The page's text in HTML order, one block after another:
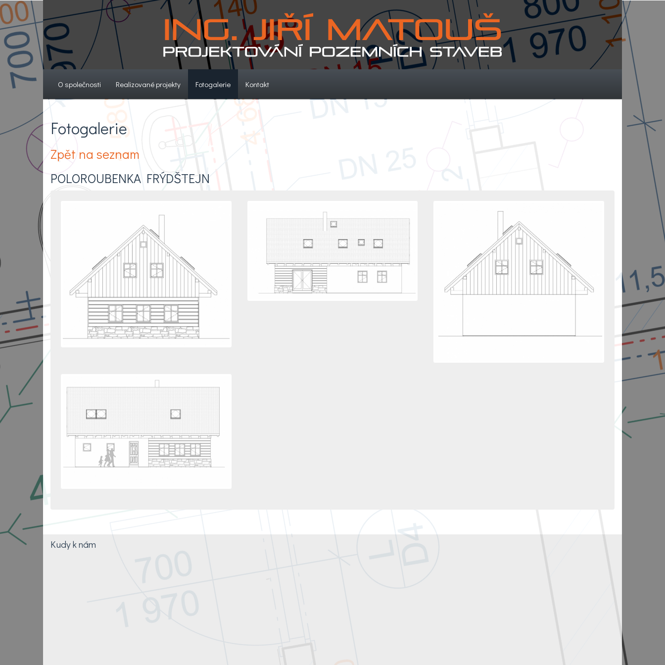
O společnosti (current)Realizované projekty(current)Fotogalerie(current)Kontakt(current)
Fotogalerie
Zpět na seznam
POLOROUBENKA FRÝDŠTEJN
Kudy k nám